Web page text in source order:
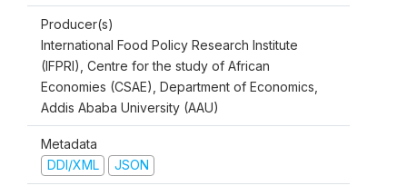
Producer(s)
International Food Policy Research Institute
(IFPRI), Centre for the study of African
Economies (CSAE), Department of Economics,
Addis Ababa University (AAU)
Metadata
DDI/XML
JSON